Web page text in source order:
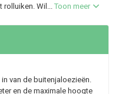
rolluiken. Wil...Toon meer
van de buitenjaloezieën.
en de maximale hoogte